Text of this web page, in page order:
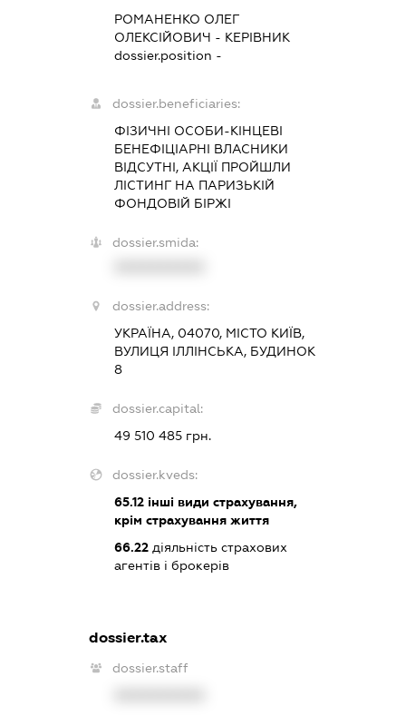
РОМАНЕНКО ОЛЕГ
ОЛЕКСІЙОВИЧ - КЕРІВНИК
dossier.position -
dossier.beneficiaries:
ФІЗИЧНІ ОСОБИ-КІНЦЕВІ
БЕНЕФІЦІАРНІ ВЛАСНИКИ
ВІДСУТНІ, АКЦІЇ ПРОЙШЛИ
ЛІСТИНГ НА ПАРИЗЬКІЙ
ФОНДОВІЙ БІРЖІ
dossier.smida:
dossier.address:
УКРАЇНА, 04070, МІСТО КИЇВ,
ВУЛИЦЯ ІЛЛІНСЬКА, БУДИНОК
8
dossier.capital:
49 510 485 грн.
dossier.kveds:
65.12інші види страхування,
крім страхування життя
66.22діяльність страхових
агентів і брокерів
dossier.tax
dossier.staff